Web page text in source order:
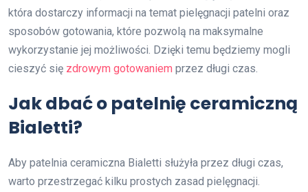
która dostarczy informacji na temat pielęgnacji patelni oraz
sposobów gotowania, które pozwolą na maksymalne
wykorzystanie jej możliwości. Dzięki temu będziemy mogli
cieszyć się zdrowym gotowaniem przez długi czas.
Jak dbać o patelnię ceramiczną
Bialetti?
Aby patelnia ceramiczna Bialetti służyła przez długi czas,
warto przestrzegać kilku prostych zasad pielęgnacji.